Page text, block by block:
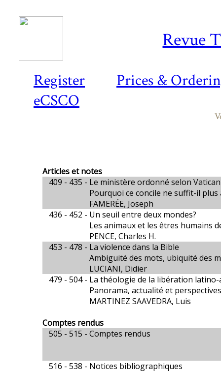
Register
Prices &
eCSCO
Revue
Articles et notes
409 - 435 - Le ministère ordonné selon
Pourquoi ce concile ne suffit-il
FAMERÉE, Joseph
436 - 452 - Un seuil entre deux mondes?
Les animaux et les êtres humains
PENCE, Charles H.
453 - 478 - La violence dans la Bible
Ambiguïté des mots, ubiquité des
LUCIANI, Didier
479 - 504 - La théologie de la libération latino-
Panorama, actualité et perspectives
MARTINEZ SAAVEDRA, Luis
Comptes rendus
505 - 515 - Comptes rendus
516 - 538 - Notices bibliographiques